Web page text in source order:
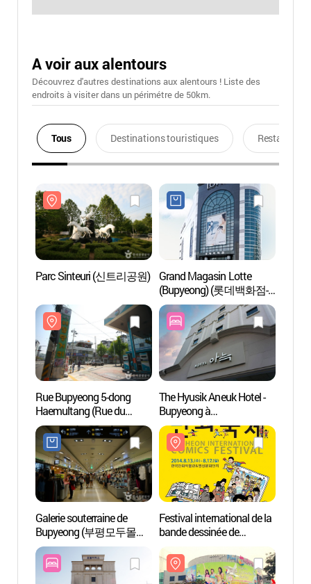
A voir aux alentours
Découvrez d'autres destinations aux alentours ! Liste des
endroits à visiter dans un périmétre de 50km.
Tous Destinations touristiques Restaurants
Parc Sinteuri (신트리공원)
Grand Magasin Lotte
(Bupyeong) (롯데백화점-
부평점)
Rue Bupyeong 5-dong
Haemultang (Rue du
ragoût de fruits de mer)
(부평5동 해물탕거리)
The Hyusik Aneuk Hotel -
Bupyeong à
Incheon(더휴식 아늑호텔
인천 부평점)
Galerie souterraine de
Bupyeong (부평모두몰
(부평지하도상가))
Festival international de la
bande dessinée de
Bucheon
(부천국제만화축제)